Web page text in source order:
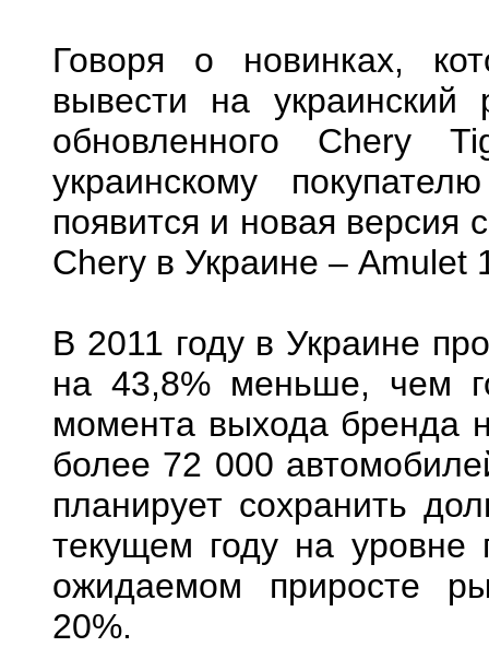
Говоря о новинках,
вывести на
обновленного Chery
украинскому
появится и новая
Chery в Украине – Amulet
В 2011 году в Украине
на 43,8% меньше, чем
момента выхода бренда
более 72 000
планирует сохранить
текущем году на уровне
ожидаемом приросте
20%.